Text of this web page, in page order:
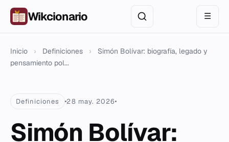
Wikcionario ☰
Inicio › Definiciones ›
Simón Bolívar: biografía, legado y
pensamiento pol...
Definiciones 28 may. 2026
Simón Bolívar: